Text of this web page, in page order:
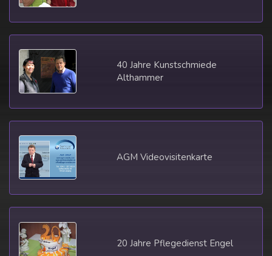
40 Jahre Kunstschmiede
Althammer
AGM Videovisitenkarte
20 Jahre Pflegedienst Engel